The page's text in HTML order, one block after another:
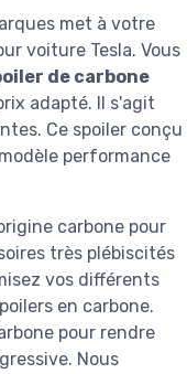
met à votre
voiture Tesla. Vous
de carbone
adapté. Il s'agit
Ce spoiler conçu
performance
carbone pour
très plébiscités
vos différents
en carbone.
pour rendre
Nous